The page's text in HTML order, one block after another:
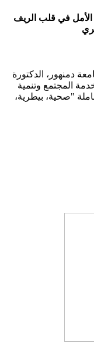
الأمل في قلب الريف
دمنهور، الدكتورة
المجتمع وتنمية
"صحية، بيطرية،